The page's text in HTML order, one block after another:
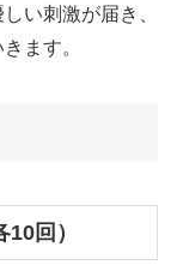
い刺激が届き、
ます。
回）